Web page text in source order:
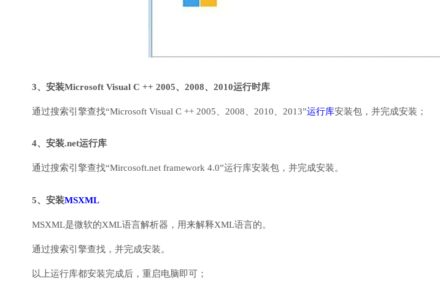
3、安装Microsoft Visual C ++ 2005、2008、2010运行时库
通过搜索引擎查找“Microsoft Visual C ++ 2005、2008、2010、2013”运行库安装包，并完成安装；
4、安装.net运行库
通过搜索引擎查找“Mircosoft.net framework 4.0”运行库安装包，并完成安装。
5、安装MSXML
MSXML是微软的XML语言解析器，用来解释XML语言的。
通过搜索引擎查找，并完成安装。
以上运行库都安装完成后，重启电脑即可；